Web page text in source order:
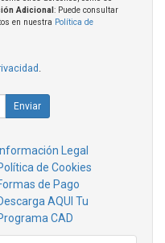
Adicional : Puede consultar
en nuestra Política de
Enviar
Información Legal
de Cookies
de Pago
AQUI Tu
CAD